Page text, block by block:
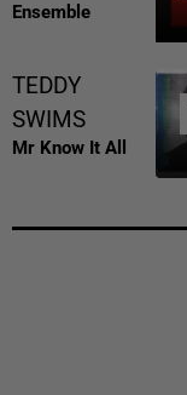
Ensemble
TEDDY
SWIMS
Mr Know It All